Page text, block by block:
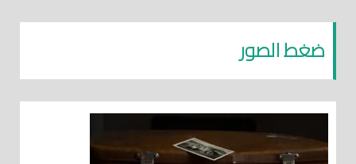
ضغط الصور